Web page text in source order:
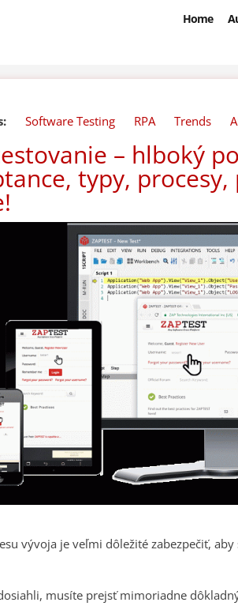
Home
Software Testing RPA Trends
– hlboký
typy,
vývoja je veľmi dôležité zabezpečiť,
musíte prejsť mimoriadne